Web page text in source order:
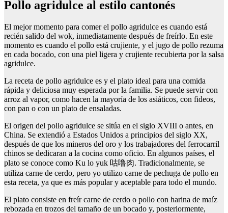
Pollo agridulce al estilo cantonés
El mejor momento para comer el pollo agridulce es cuando está
recién salido del wok, inmediatamente después de freírlo. En este
momento es cuando el pollo está crujiente, y el jugo de pollo rezuma
en cada bocado, con una piel ligera y crujiente recubierta por la salsa
agridulce.
La receta de pollo agridulce es y el plato ideal para una comida
rápida y deliciosa muy esperada por la familia. Se puede servir con
arroz al vapor, como hacen la mayoría de los asiáticos, con fideos,
con pan o con un plato de ensaladas.
El origen del pollo agridulce se sitúa en el siglo XVIII o antes, en
China. Se extendió a Estados Unidos a principios del siglo XX,
después de que los mineros del oro y los trabajadores del ferrocarril
chinos se dedicaran a la cocina como oficio. En algunos países, el
plato se conoce como Ku lo yuk 咕噜肉. Tradicionalmente, se
utiliza carne de cerdo, pero yo utilizo carne de pechuga de pollo en
esta receta, ya que es más popular y aceptable para todo el mundo.
El plato consiste en freír carne de cerdo o pollo con harina de maíz
rebozada en trozos del tamaño de un bocado y, posteriormente,